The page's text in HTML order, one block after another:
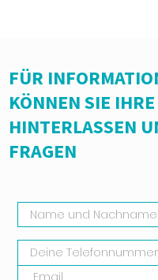
FÜR
KÖNNEN SIE
HINTERLASSEN
FRAGEN